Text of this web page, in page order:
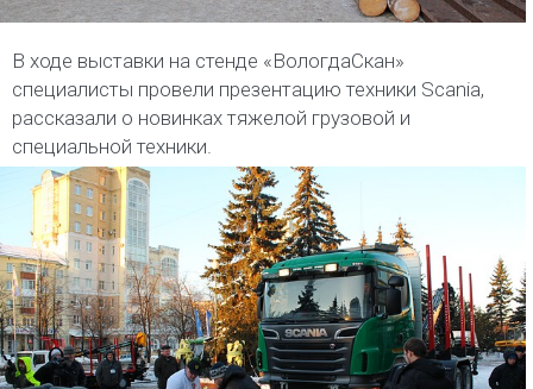
В ходе выставки на стенде «ВологдаСкан»
специалисты провели презентацию техники Scania,
рассказали о новинках тяжелой грузовой и
специальной техники.